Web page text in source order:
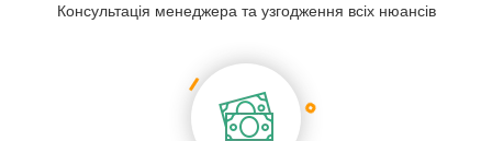
Консультація менеджера та узгодження всіх нюансів